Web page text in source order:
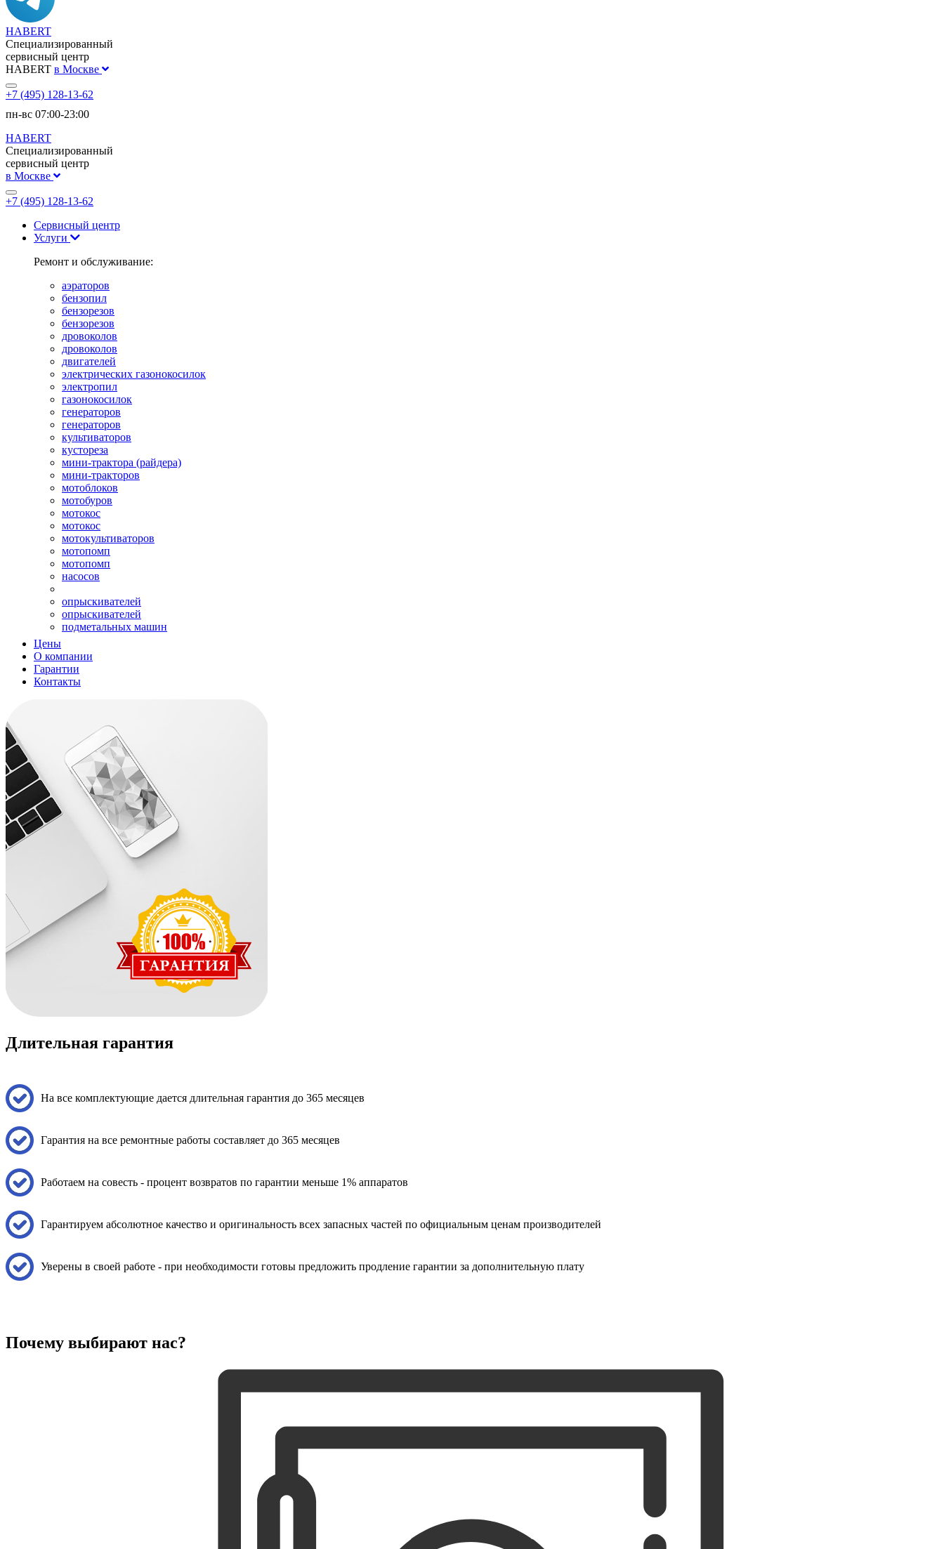
HABERT
Специализированный
сервисный центр
HABERT в Москве
+7 (495) 128-13-62
пн-вс 07:00-23:00
HABERT
Специализированный
сервисный центр
в Москве
+7 (495) 128-13-62
Сервисный центр
Услуги
Ремонт и обслуживание:
аэраторов
бензопил
бензорезов
бензорезов
дровоколов
дровоколов
двигателей
электрических газонокосилок
электропил
газонокосилок
генераторов
генераторов
культиваторов
кустореза
мини-трактора (райдера)
мини-тракторов
мотоблоков
мотобуров
мотокос
мотокос
мотокультиваторов
мотопомп
мотопомп
насосов
опрыскивателей
опрыскивателей
подметальных машин
садовых измельчителей
садовых пылесосв
садовых пылесосов
снегоуборщиков
триммеров
вертикуттера
вертикуттеров
виброплит
воздуходувок
воздуходувок
Цены
О компании
Гарантии
Контакты
Длительная гарантия
На все комплектующие дается длительная гарантия до 365 месяцев
Гарантия на все ремонтные работы составляет до 365 месяцев
Работаем на совесть - процент возвратов по гарантии меньше 1% аппаратов
Гарантируем абсолютное качество и оригинальность всех запасных частей по официальным ценам производителей
Уверены в своей работе - при необходимости готовы предложить продление гарантии за дополнительную плату
Почему выбирают нас?